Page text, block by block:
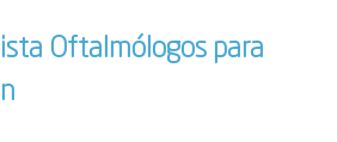
Oftalmólogos para